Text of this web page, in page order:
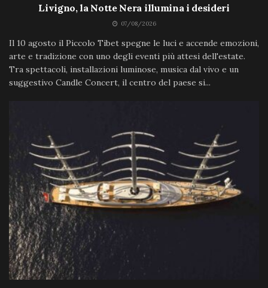
Livigno, la Notte Nera illumina i desideri
07/08/2026
Il 10 agosto il Piccolo Tibet spegne le luci e accende emozioni,
arte e tradizione con uno degli eventi più attesi dell'estate.
Tra spettacoli, installazioni luminose, musica dal vivo e un
suggestivo Candle Concert, il centro del paese si...